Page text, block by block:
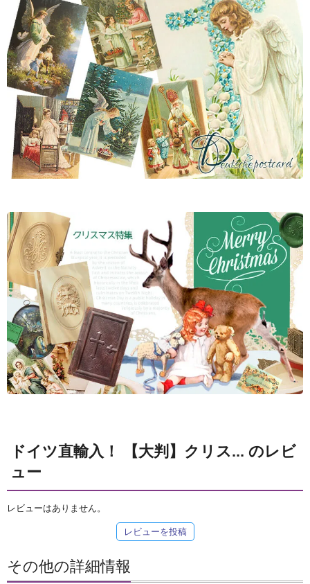
ドイツ直輸入！ 【大判】クリス... のレビ
ュー
レビューはありません。
レビューを投稿
その他の詳細情報